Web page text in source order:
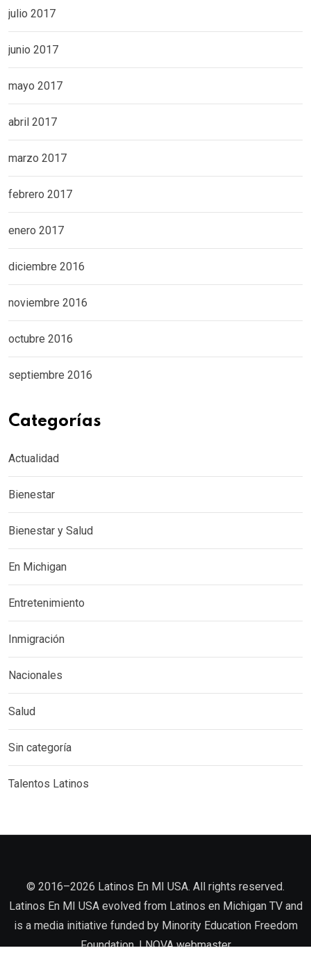
julio 2017
junio 2017
mayo 2017
abril 2017
marzo 2017
febrero 2017
enero 2017
diciembre 2016
noviembre 2016
octubre 2016
septiembre 2016
Categorías
Actualidad
Bienestar
Bienestar y Salud
En Michigan
Entretenimiento
Inmigración
Nacionales
Salud
Sin categoría
Talentos Latinos
©️ 2016–2026 Latinos En MI USA. All rights reserved.
Latinos En MI USA evolved from Latinos en Michigan TV and
is a media initiative funded by Minority Education Freedom
Foundation. |NOVAwebmaster